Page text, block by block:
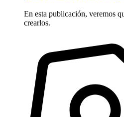
En esta publicación, veremos
crearlos.